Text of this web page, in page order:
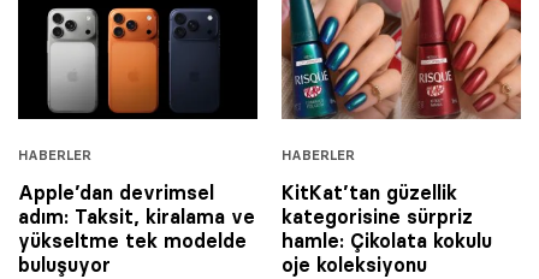
HABERLER
Apple’dan devrimsel
adım: Taksit, kiralama ve
yükseltme tek modelde
buluşuyor
HABERLER
KitKat’tan güzellik
kategorisine sürpriz
hamle: Çikolata kokulu
oje koleksiyonu